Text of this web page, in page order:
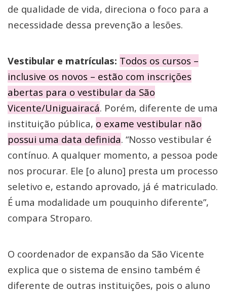
de qualidade de vida, direciona o foco para a
necessidade dessa prevenção a lesões.
Vestibular e matrículas: Todos os cursos –
inclusive os novos – estão com inscrições
abertas para o vestibular da São
Vicente/Uniguairacá. Porém, diferente de uma
instituição pública, o exame vestibular não
possui uma data definida. “Nosso vestibular é
contínuo. A qualquer momento, a pessoa pode
nos procurar. Ele [o aluno] presta um processo
seletivo e, estando aprovado, já é matriculado.
É uma modalidade um pouquinho diferente”,
compara Stroparo.
O coordenador de expansão da São Vicente
explica que o sistema de ensino também é
diferente de outras instituições, pois o aluno